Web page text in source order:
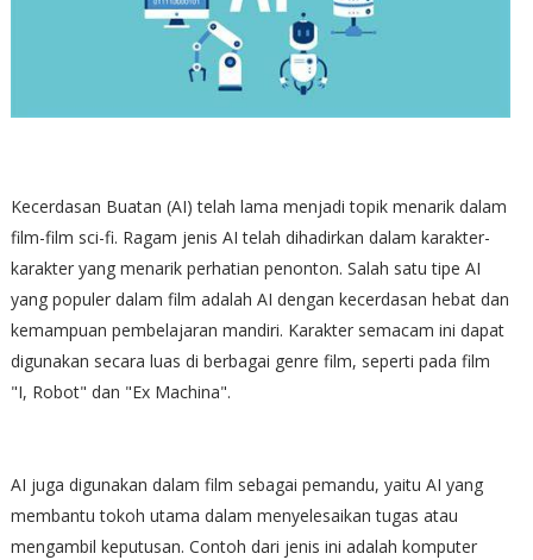
Kecerdasan Buatan (AI) telah lama menjadi topik menarik dalam
film-film sci-fi. Ragam jenis AI telah dihadirkan dalam karakter-
karakter yang menarik perhatian penonton. Salah satu tipe AI
yang populer dalam film adalah AI dengan kecerdasan hebat dan
kemampuan pembelajaran mandiri. Karakter semacam ini dapat
digunakan secara luas di berbagai genre film, seperti pada film
"I, Robot" dan "Ex Machina".
AI juga digunakan dalam film sebagai pemandu, yaitu AI yang
membantu tokoh utama dalam menyelesaikan tugas atau
mengambil keputusan. Contoh dari jenis ini adalah komputer